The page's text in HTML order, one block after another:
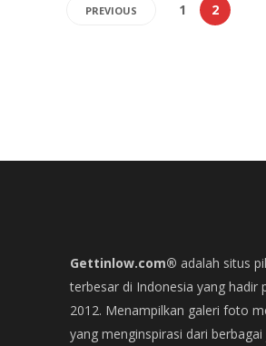
PREVIOUS 1 2
Gettinlow.com® adalah situs
terbesar di Indonesia yang hadir
2012. Menampilkan galeri foto
yang menginspirasi dari